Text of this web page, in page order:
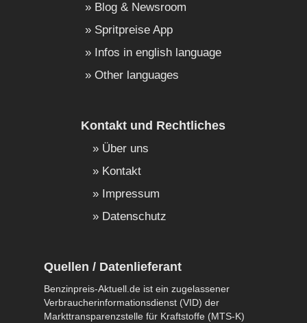
Blog & Newsroom
Spritpreise App
Infos in english language
Other languages
Kontakt und Rechtliches
Über uns
Kontakt
Impressum
Datenschutz
Quellen / Datenlieferant
Benzinpreis-Aktuell.de ist ein zugelassener
Verbraucherinformationsdienst (VID) der
Markttransparenzstelle für Kraftstoffe (MTS-K)